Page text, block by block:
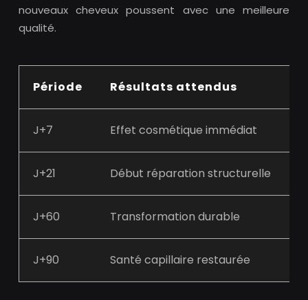
nouveaux cheveux poussent avec une meilleure
qualité.
Période Résultats attendus
J+7 Effet cosmétique immédiat
J+21 Début réparation structurelle
J+60 Transformation durable
J+90 Santé capillaire restaurée